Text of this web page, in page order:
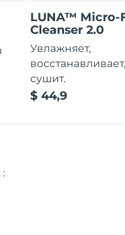
LUNA™ Micro-
Cleanser 2.0
Увлажняет,
сушит.
$ 44,9